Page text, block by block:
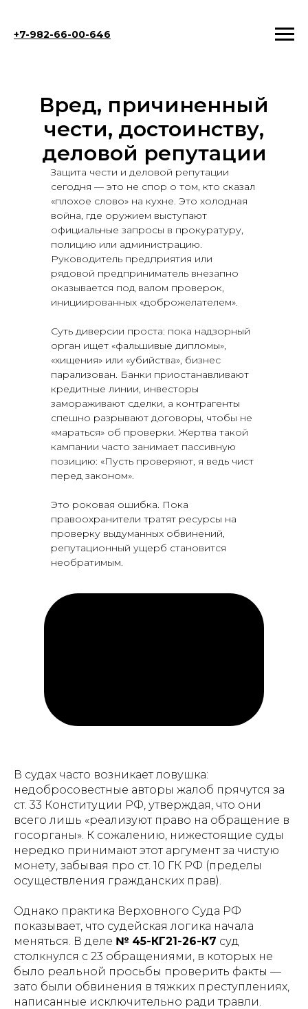
+7-982-66-00-646
Вред, причиненный
чести, достоинству,
деловой репутации
Защита чести и деловой репутации
сегодня — это не спор о том, кто сказал
«плохое слово» на кухне. Это холодная
война, где оружием выступают
официальные запросы в прокуратуру,
полицию или администрацию.
Руководитель предприятия или
рядовой предприниматель внезапно
оказывается под валом проверок,
инициированных «доброжелателем».
Суть диверсии проста: пока надзорный
орган ищет «фальшивые дипломы»,
«хищения» или «убийства», бизнес
парализован. Банки приостанавливают
кредитные линии, инвесторы
замораживают сделки, а контрагенты
спешно разрывают договоры, чтобы не
«мараться» об проверки. Жертва такой
кампании часто занимает пассивную
позицию: «Пусть проверяют, я ведь чист
перед законом».
Это роковая ошибка. Пока
правоохранители тратят ресурсы на
проверку выдуманных обвинений,
репутационный ущерб становится
необратимым.
В судах часто возникает ловушка:
недобросовестные авторы жалоб прячутся за
ст. 33 Конституции РФ, утверждая, что они
всего лишь «реализуют право на обращение в
госорганы». К сожалению, нижестоящие суды
нередко принимают этот аргумент за чистую
монету, забывая про ст. 10 ГК РФ (пределы
осуществления гражданских прав).
Однако практика Верховного Суда РФ
показывает, что судейская логика начала
меняться. В деле № 45-КГ21-26-К7 суд
столкнулся с 23 обращениями, в которых не
было реальной просьбы проверить факты —
зато были обвинения в тяжких преступлениях,
написанные исключительно ради травли.